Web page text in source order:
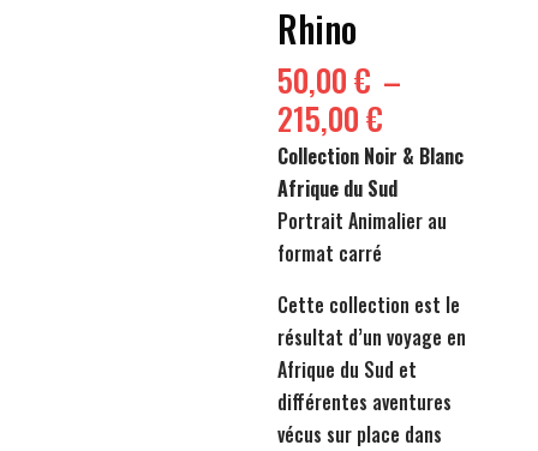
Rhino
50,00€ –
215,00€
de
prix :
50,00 €
Collection Noir & Blanc
Afrique du Sud
Portrait Animalier au
format carré
Cette collection est le
résultat d’un voyage en
Afrique du Sud et
différentes aventures
vécus sur place dans